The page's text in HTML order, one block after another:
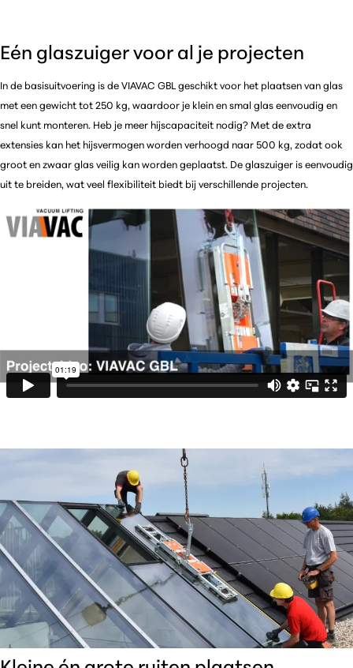
Eén glaszuiger voor al je projecten
In de basisuitvoering is de VIAVAC GBL geschikt voor het plaatsen van glas
met een gewicht tot 250 kg, waardoor je klein en smal glas eenvoudig en
snel kunt monteren. Heb je meer hijscapaciteit nodig? Met de extra
extensies kan het hijsvermogen worden verhoogd naar 500 kg, zodat ook
groot en zwaar glas veilig kan worden geplaatst. De glaszuiger is eenvoudig
uit te breiden, wat veel flexibiliteit biedt bij verschillende projecten.